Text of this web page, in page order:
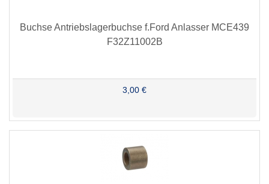
Buchse Antriebslagerbuchse f.Ford Anlasser MCE439
F32Z11002B
3,00 €